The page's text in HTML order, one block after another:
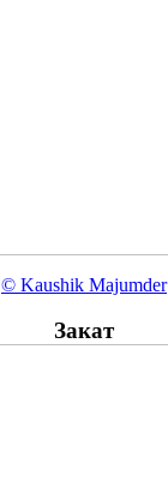
© Kaushik Majumder
Закат